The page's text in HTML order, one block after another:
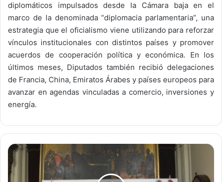
diplomáticos impulsados desde la Cámara baja en el
marco de la denominada “diplomacia parlamentaria”, una
estrategia que el oficialismo viene utilizando para reforzar
vínculos institucionales con distintos países y promover
acuerdos de cooperación política y económica. En los
últimos meses, Diputados también recibió delegaciones
de Francia, China, Emiratos Árabes y países europeos para
avanzar en agendas vinculadas a comercio, inversiones y
energía.
D
b